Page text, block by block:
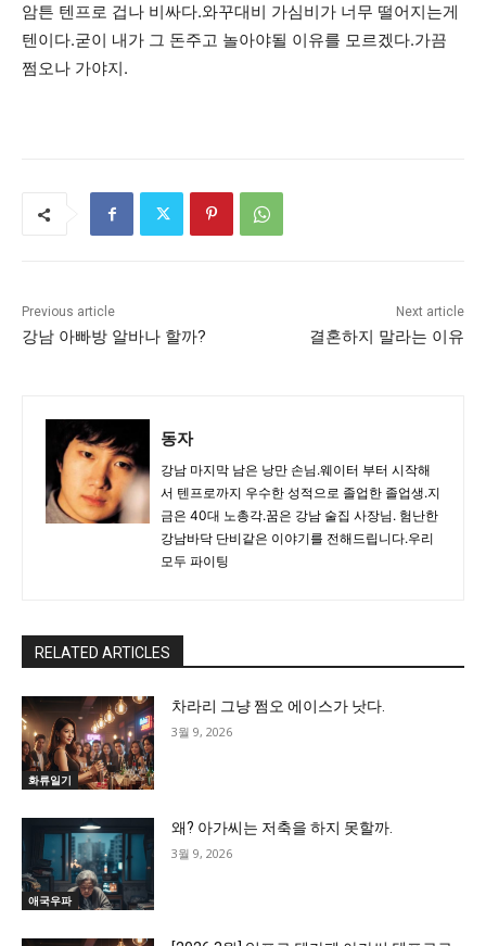
암튼 텐프로 겁나 비싸다.와꾸대비 가심비가 너무 떨어지는게
텐이다.굳이 내가 그 돈주고 놀아야될 이유를 모르겠다.가끔
쩜오나 가야지.
Previous article
강남 아빠방 알바나 할까?
Next article
결혼하지 말라는 이유
동자
강남 마지막 남은 낭만 손님.웨이터 부터 시작해
서 텐프로까지 우수한 성적으로 졸업한 졸업생.지
금은 40대 노총각.꿈은 강남 술집 사장님. 험난한
강남바닥 단비같은 이야기를 전해드립니다.우리
모두 파이팅
RELATED ARTICLES
화류일기
차라리 그냥 쩜오 에이스가 낫다.
3월 9, 2026
애국우파
왜? 아가씨는 저축을 하지 못할까.
3월 9, 2026